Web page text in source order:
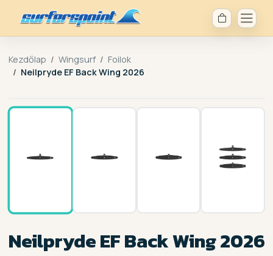
Kezdőlap Wingsurf
Foilok
Neilpryde EF Back Wing 2026
Neilpryde EF Back Wing 2026